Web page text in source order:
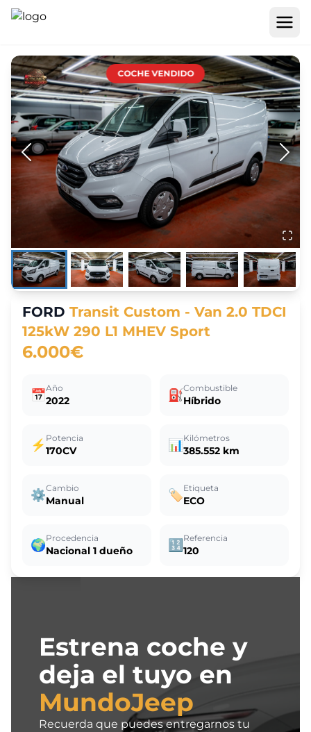
COCHE VENDIDO
FORD Transit Custom - Van 2.0 TDCI
125kW 290 L1 MHEV Sport
6.000€
📅Año
2022 ⛽Combustible
Híbrido
⚡ Potencia
170CV 📊Kilómetros
385.552 km
⚙️Cambio
Manual 🏷️Etiqueta
ECO
🌍Procedencia
Nacional 1 dueño 🔢 Referencia
120
Estrena coche y
deja el tuyo en
MundoJeep
Recuerda que puedes entregarnos tu